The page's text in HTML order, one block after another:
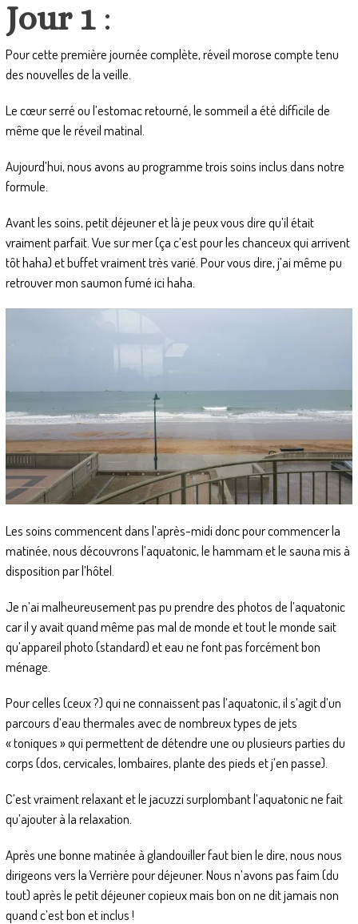
Jour 1:
Pour cette première journée complète, réveil morose compte tenu
des nouvelles de la veille.
Le cœur serré ou l’estomac retourné, le sommeil a été difficile de
même que le réveil matinal.
Aujourd’hui, nous avons au programme trois soins inclus dans notre
formule.
Avant les soins, petit déjeuner et là je peux vous dire qu’il était
vraiment parfait. Vue sur mer (ça c’est pour les chanceux qui arrivent
tôt haha) et buffet vraiment très varié. Pour vous dire, j’ai même pu
retrouver mon saumon fumé ici haha.
Les soins commencent dans l’après-midi donc pour commencer la
matinée, nous découvrons l’aquatonic, le hammam et le sauna mis à
disposition par l’hôtel.
Je n’ai malheureusement pas pu prendre des photos de l’aquatonic
car il y avait quand même pas mal de monde et tout le monde sait
qu’appareil photo (standard) et eau ne font pas forcément bon
ménage.
Pour celles (ceux ?) qui ne connaissent pas l’aquatonic, il s’agit d’un
parcours d’eau thermales avec de nombreux types de jets
« toniques » qui permettent de détendre une ou plusieurs parties du
corps (dos, cervicales, lombaires, plante des pieds et j’en passe).
C’est vraiment relaxant et le jacuzzi surplombant l’aquatonic ne fait
qu’ajouter à la relaxation.
Après une bonne matinée à glandouiller faut bien le dire, nous nous
dirigeons vers la Verrière pour déjeuner. Nous n’avons pas faim (du
tout) après le petit déjeuner copieux mais bon on ne dit jamais non
quand c’est bon et inclus !